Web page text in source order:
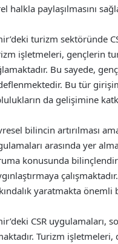
halkla paylaşılmasını
turizm sektöründe
işletmeleri, gençlerin
Bu sayede,
Bu tür
da gelişimine
bilincin artırılması
arasında yer
konusunda
yaratmakta önemli
CSR uygulamaları,
Turizm